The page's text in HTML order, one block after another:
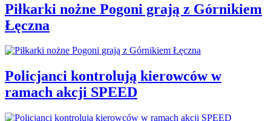
Piłkarki nożne Pogoni grają z Górnikiem
Łęczna
Policjanci kontrolują kierowców w
ramach akcji SPEED